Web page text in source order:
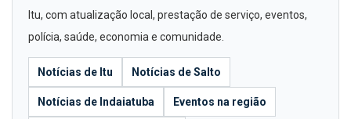
Itu, com atualização local, prestação de serviço, eventos,
polícia, saúde, economia e comunidade.
Notícias de Itu Notícias de Salto
Notícias de Indaiatuba Eventos na região